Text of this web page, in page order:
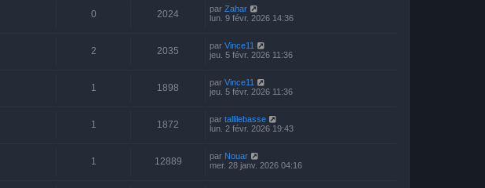
0 2024 par Zahar
lun. 9 févr. 2026 14:36
2 2035 par Vince11
jeu. 5 févr. 2026 11:36
1 1898 par Vince11
jeu. 5 févr. 2026 11:36
1 1872 par tallilebasse
lun. 2 févr. 2026 19:43
1 12889 par Nouar
mer. 28 janv. 2026 04:16